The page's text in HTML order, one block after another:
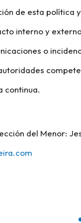
de esta política
interno y
o
continua.
del Menor: